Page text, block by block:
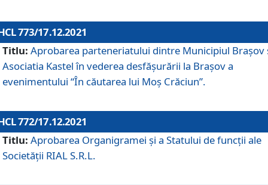
773/17.12.2021
Titlu: Aprobarea parteneriatului dintre Municipiul Brașov
Asociatia Kastel în vederea desfăşurării la Brașov a
evenimentului “În căutarea lui Moș Crăciun”.
772/17.12.2021
Titlu: Aprobarea Organigramei şi a Statului de funcţii ale
Societăţii RIAL S.R.L.